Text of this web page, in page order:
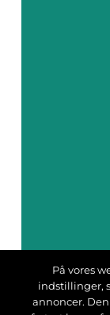
På vores
indstillinger,
annoncer.